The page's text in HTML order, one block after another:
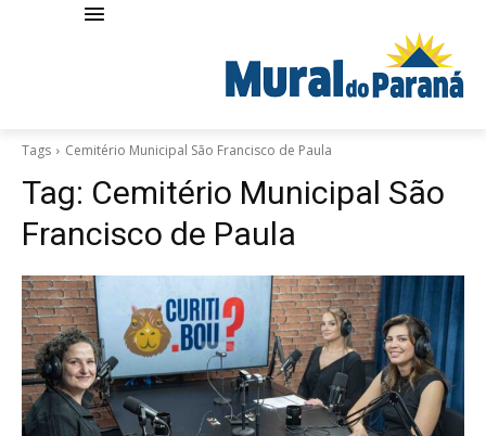
Tags Cemitério Municipal São Francisco de Paula
Tag: Cemitério Municipal São
Francisco de Paula